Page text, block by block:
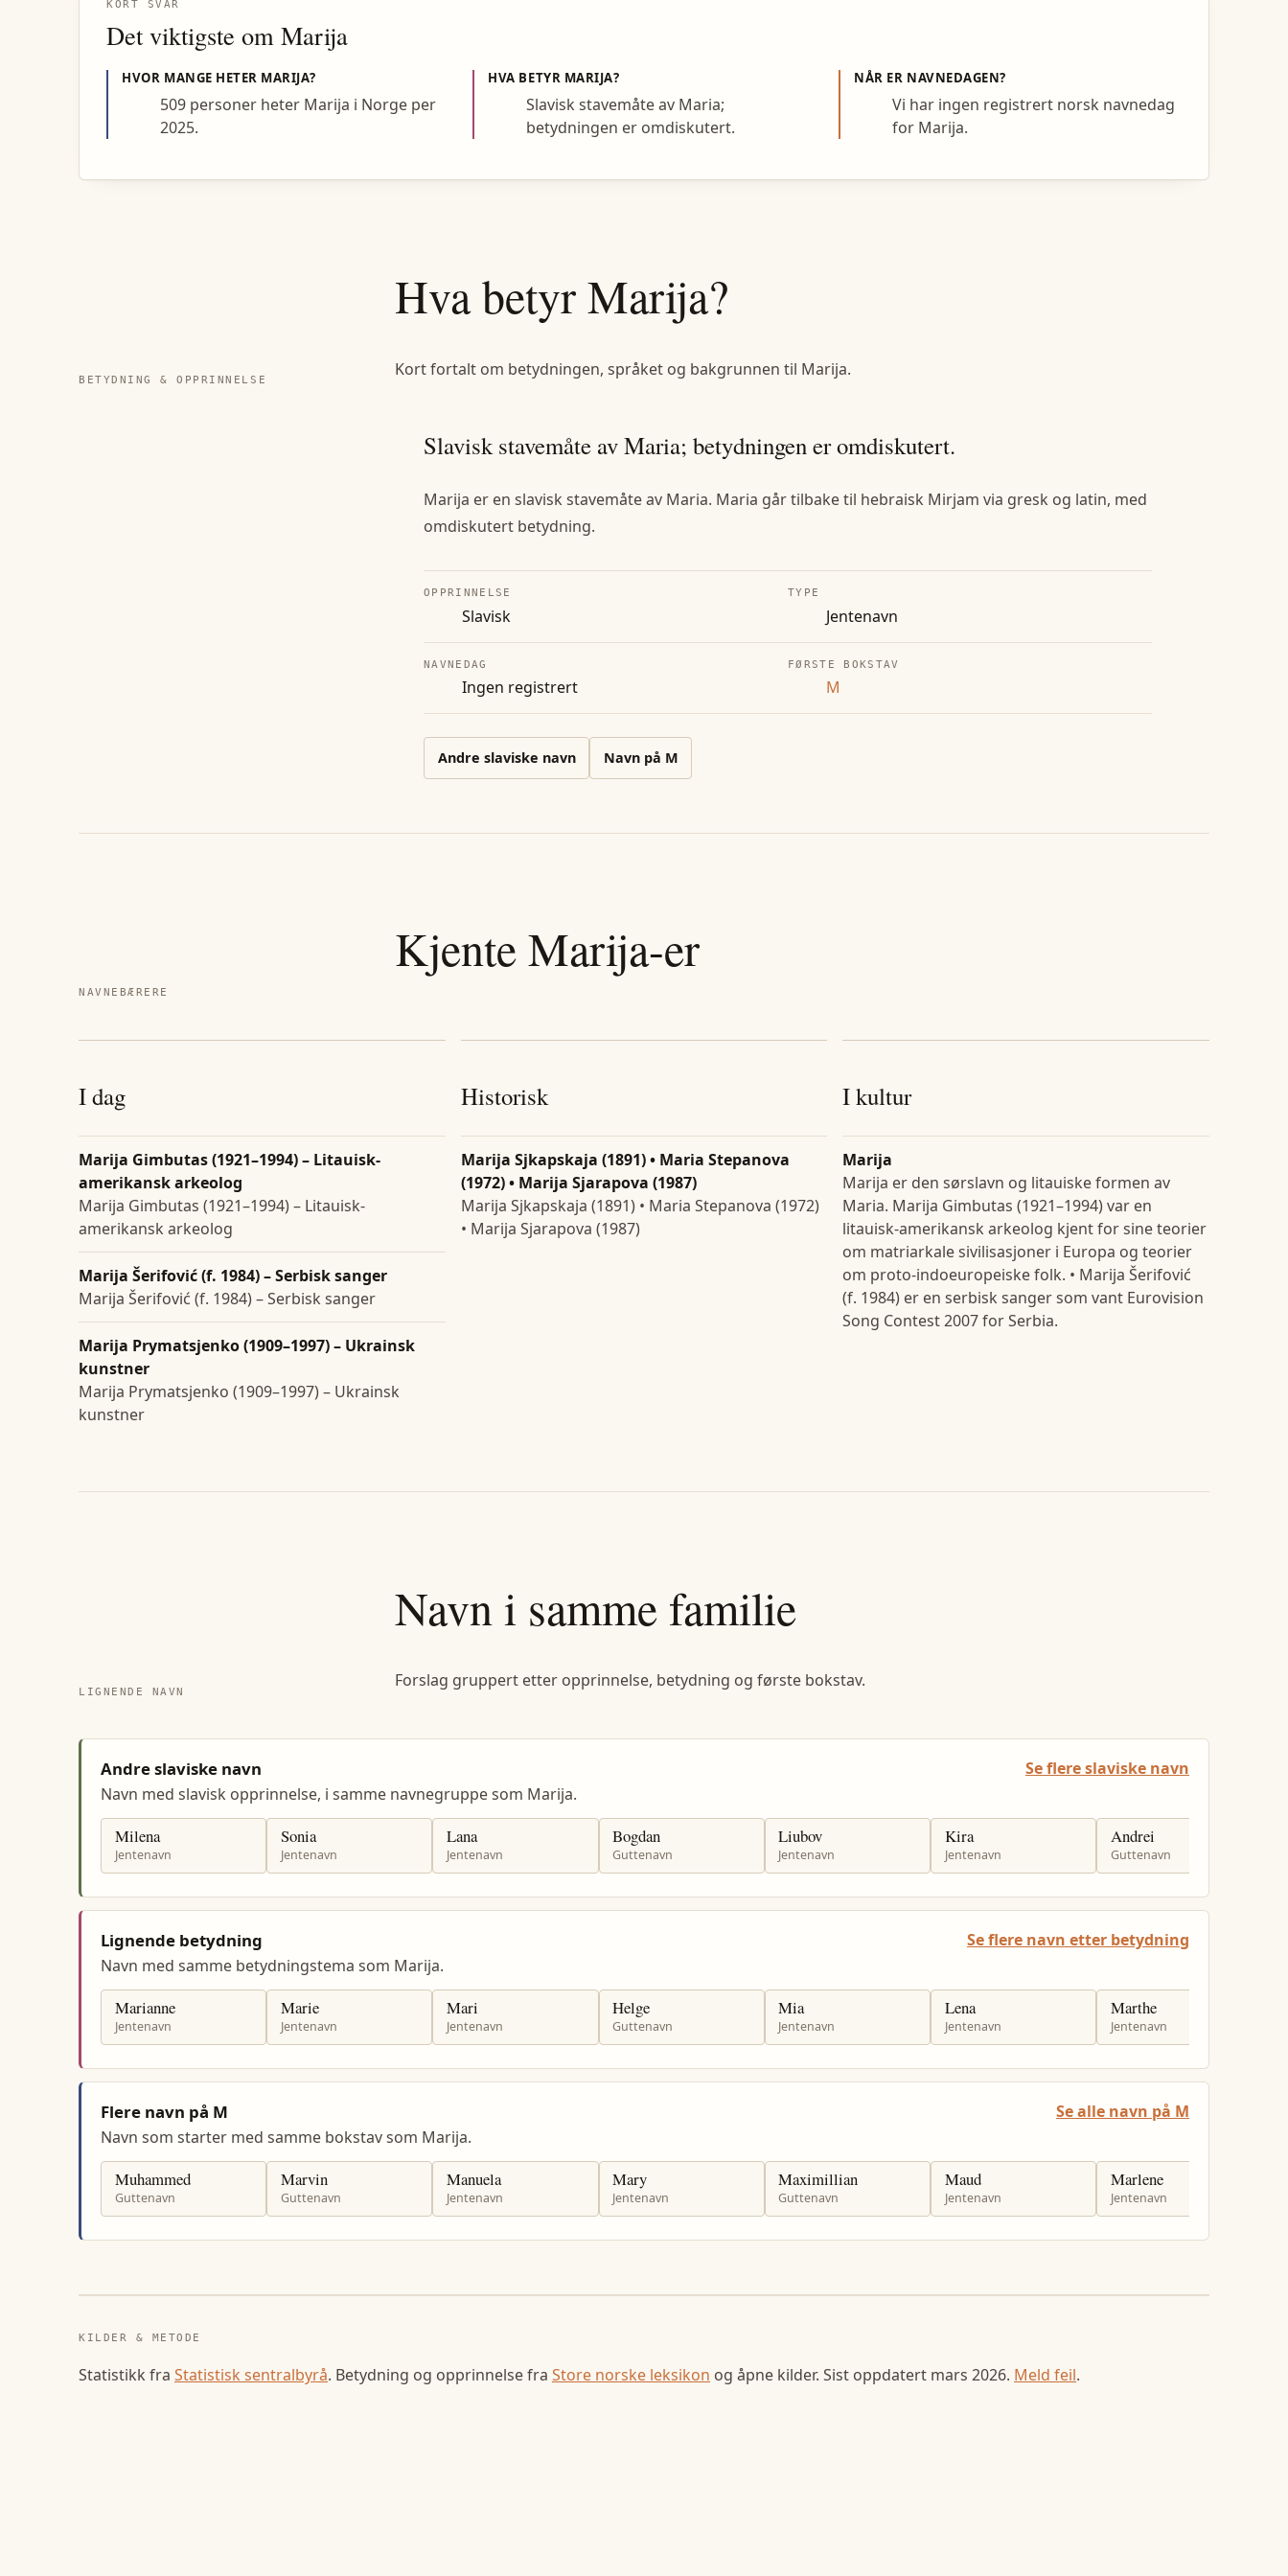
KORT SVAR
Det viktigste om Marija
HVOR MANGE HETER MARIJA?
509 personer heter Marija i Norge per
2025.
HVA BETYR MARIJA?
Slavisk stavemåte av Maria;
betydningen er omdiskutert.
NÅR ER NAVNEDAGEN?
Vi har ingen registrert norsk navnedag
for Marija.
BETYDNING & OPPRINNELSE
Hva betyrMarija?
Kort fortalt om betydningen, språket og bakgrunnen til Marija.
Slavisk stavemåte av Maria; betydningen er omdiskutert.
Marija er en slavisk stavemåte av Maria. Maria går tilbake til hebraisk Mirjam via gresk og latin, med
omdiskutert betydning.
OPPRINNELSE
Slavisk
TYPE
Jentenavn
NAVNEDAG
Ingen registrert
FØRSTE BOKSTAV
M
Andre slaviske navn Navn på M
NAVNEBÆRERE
KjenteMarija-er
I dag
Marija Gimbutas (1921–1994) – Litauisk-
amerikansk arkeolog
Marija Gimbutas (1921–1994) – Litauisk-
amerikansk arkeolog
Marija Šerifović (f. 1984) – Serbisk sanger
Marija Šerifović (f. 1984) – Serbisk sanger
Marija Prymatsjenko (1909–1997) – Ukrainsk
kunstner
Marija Prymatsjenko (1909–1997) – Ukrainsk
kunstner
Historisk
Marija Sjkapskaja (1891) • Maria Stepanova
(1972) • Marija Sjarapova (1987)
Marija Sjkapskaja (1891) • Maria Stepanova (1972)
• Marija Sjarapova (1987)
I kultur
Marija
Marija er den sørslavn og litauiske formen av
Maria. Marija Gimbutas (1921–1994) var en
litauisk-amerikansk arkeolog kjent for sine teorier
om matriarkale sivilisasjoner i Europa og teorier
om proto-indoeuropeiske folk. • Marija Šerifović
(f. 1984) er en serbisk sanger som vant Eurovision
Song Contest 2007 for Serbia.
LIGNENDE NAVN
Navn i samme familie
Forslag gruppert etter opprinnelse, betydning og første bokstav.
Andre slaviske navn
Navn med slavisk opprinnelse, i samme navnegruppe som Marija.
Se flere slaviske navn
Milena
Jentenavn
Sonia
Jentenavn
Lana
Jentenavn
Bogdan
Guttenavn
Liubov
Jentenavn
Kira
Jentenavn
Andrei
Guttenavn
Lignende betydning
Navn med samme betydningstema som Marija.
Se flere navn etter betydning
Marianne
Jentenavn
Marie
Jentenavn
Mari
Jentenavn
Helge
Guttenavn
Mia
Jentenavn
Lena
Jentenavn
Marthe
Jentenavn
Flere navn på M
Navn som starter med samme bokstav som Marija.
Se alle navn på M
Muhammed
Guttenavn
Marvin
Guttenavn
Manuela
Jentenavn
Mary
Jentenavn
Maximillian
Guttenavn
Maud
Jentenavn
Marlene
Jentenavn
KILDER & METODE
Statistikk fra Statistisk sentralbyrå. Betydning og opprinnelse fra Store norske leksikon og åpne kilder. Sist oppdatert mars 2026. Meld feil.